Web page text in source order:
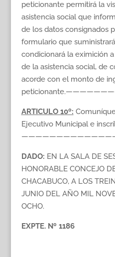
peticionante permitirá la
asistencia social que
de los datos consignados
formulario que
condicionará la eximición
de la asistencia social, de
acorde con el monto de
ARTICULO 10º:
Ejecutivo Municipal e
DADO: EN LA SALA DE
HONORABLE CONCEJO
CHACABUCO, A LOS
JUNIO DEL AÑO MIL
OCHO.
EXPTE. Nº 1186